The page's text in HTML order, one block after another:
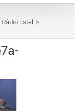
Estel